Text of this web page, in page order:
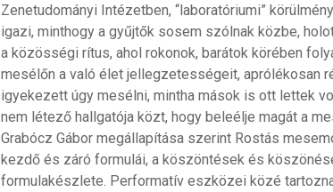
Zenetudományi Intézetben, “laboratóriumi”
igazi, minthogy a gyűjtők sosem szólnak közbe,
a közösségi rítus, ahol rokonok, barátok körében
mesélőn a való élet jellegzetességeit, aprólékosan
igyekezett úgy mesélni, mintha mások is ott lettek
nem létező hallgatója közt, hogy beleélje magát a
Grabócz Gábor megállapítása szerint Rostás
kezdő és záró formulái, a köszöntések és
formulakészlete. Performatív eszközei közé